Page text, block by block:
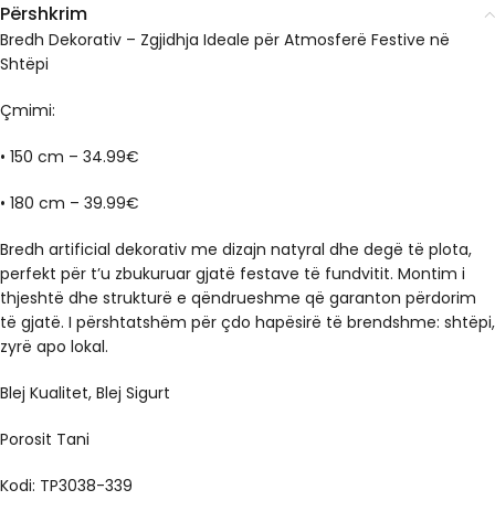
Përshkrim
Bredh Dekorativ – Zgjidhja Ideale për Atmosferë Festive në
Shtëpi
Çmimi:
• 150 cm – 34.99€
• 180 cm – 39.99€
Bredh artificial dekorativ me dizajn natyral dhe degë të plota,
perfekt për t’u zbukuruar gjatë festave të fundvitit. Montim i
thjeshtë dhe strukturë e qëndrueshme që garanton përdorim
të gjatë. I përshtatshëm për çdo hapësirë të brendshme: shtëpi,
zyrë apo lokal.
Blej Kualitet, Blej Sigurt
Porosit Tani
Kodi: TP3038-339